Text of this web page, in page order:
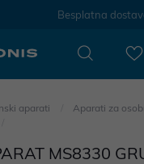
Besplatna
aparati
Aparati za
MS8330